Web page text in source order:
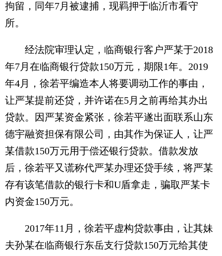
拘留，同年7月被逮捕，现羁押于临沂市看守
所。
经法院审理认定，临商银行客户严某于2018
年7月在临商银行贷款150万元，期限1年。2019
年4月，徐若平编造本人将要调动工作的事由，
让严某提前还贷，并许诺在5月之前再给其办出
贷款。因严某资金紧张，徐若平遂出面联系山东
德宇融资担保有限公司，由其作为保证人，让严
某借款150万元用于偿还银行贷款。借款发放
后，徐若平又谎称代严某办理还贷手续，将严某
存有该笔借款的银行卡和U盾拿走，骗取严某卡
内资金150万元。
2017年11月，徐若平虚构贷款事由，让其妹
夫孙某在临商银行东岳支行贷款150万元给其使